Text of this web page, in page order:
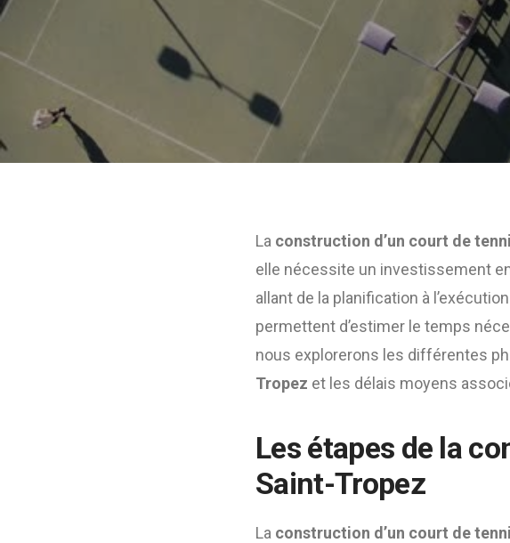
La construction d’un court de
elle nécessite un investissement
allant de la planification à
permettent d’estimer le temps
nous explorerons les différentes
Tropez et les délais moyens
Les étapes de la
Saint-Tropez
La construction d’un court de